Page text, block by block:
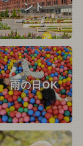
ント
雨の日OK